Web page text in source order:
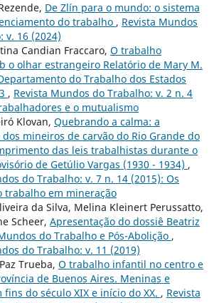
De Zlín para o mundo: o sistema
do trabalho , Revista Mundos
v. 16 (2024)
Candian Fraccaro, O trabalho
o olhar estrangeiro Relatório de Mary M.
do Trabalho dos Estados
, Revista Mundos do Trabalho: v. 2 n. 4
e o mutualismo
Klovan, Quebrando a calma: a
mineiros de carvão do Rio Grande do
das leis trabalhistas durante o
de Getúlio Vargas (1930 - 1934) ,
do Trabalho: v. 7 n. 14 (2015): Os
trabalho em mineração
da Silva, Melina Kleinert Perussatto,
Scheer, Apresentação do dossiê Beatriz
do Trabalho e Pós-Abolição ,
do Trabalho: v. 11 (2019)
Trueba, O trabalho infantil no centro e
de Buenos Aires. Meninas e
fins do século XIX e início do XX. , Revista